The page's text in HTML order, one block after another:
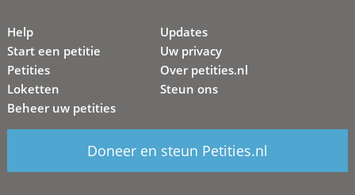
Help
Start een petitie
Petities
Loketten
Beheer uw petities
Updates
Uw privacy
Over petities.nl
Steun ons
Doneer en steun Petities.nl